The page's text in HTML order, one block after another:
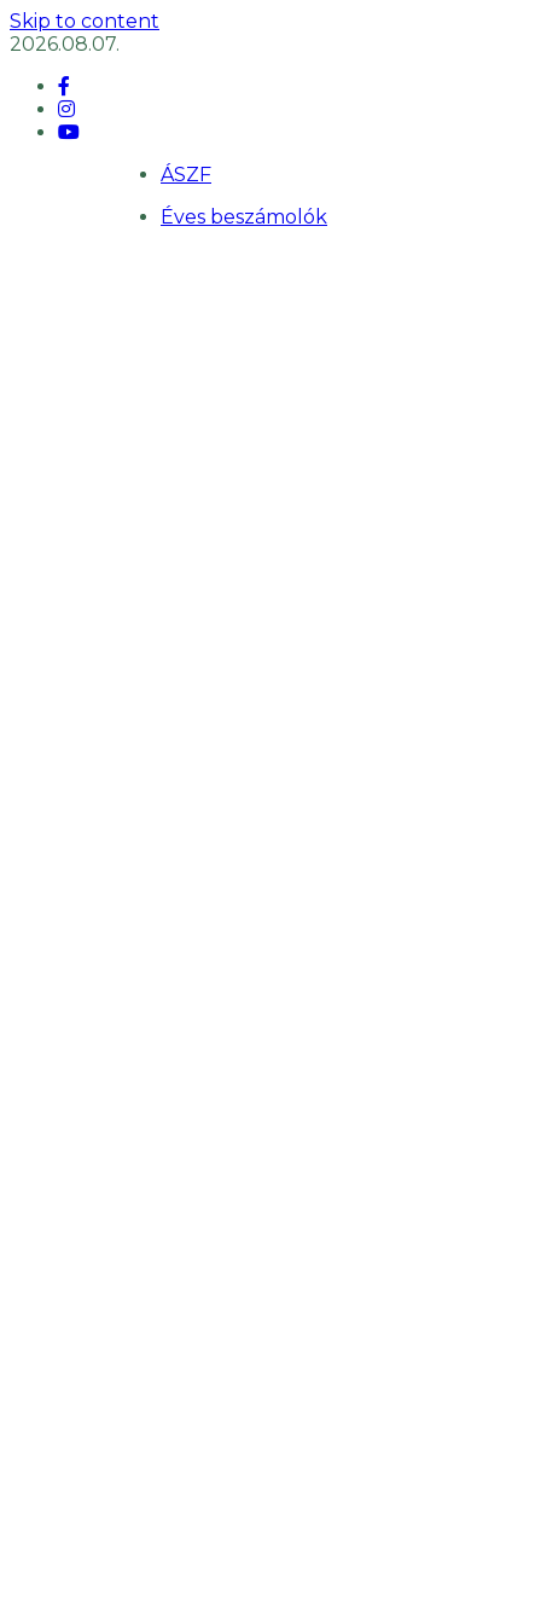
Skip to content
2026.08.07.
ÁSZF
Éves beszámolók